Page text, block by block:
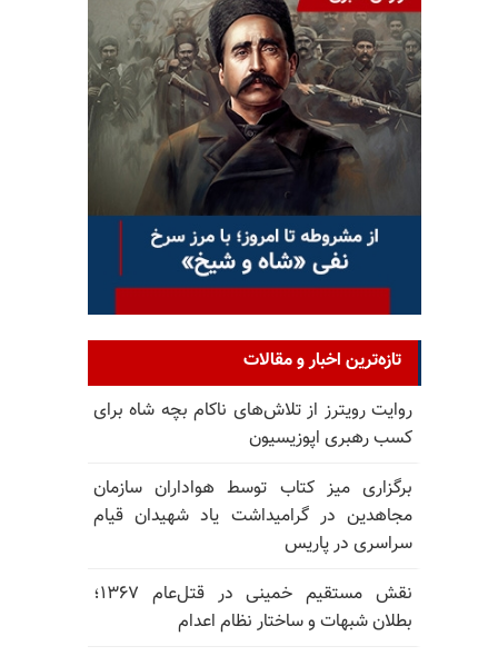
تازه‌ترین اخبار و مقالات
روایت رویترز از تلاش‌های ناکام بچه شاه برای
کسب رهبری اپوزیسیون
برگزاری میز کتاب توسط هواداران سازمان
مجاهدین در گرامیداشت یاد شهیدان قیام
سراسری در پاریس
نقش مستقیم خمینی در قتل‌عام ۱۳۶۷؛
بطلان شبهات و ساختار نظام اعدام